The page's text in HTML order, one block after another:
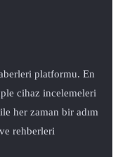
platformu. En
cihaz incelemeleri
her zaman bir adım
rehberleri